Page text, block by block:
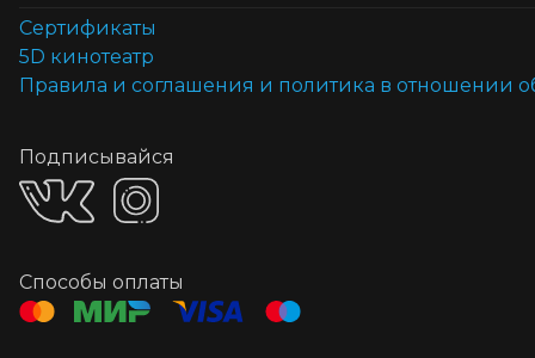
Cертификаты
5D кинотеатр
Правила и соглашения и политика в отношении
Подписывайся
Способы оплаты